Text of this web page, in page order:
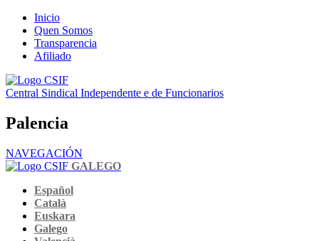
Inicio
Quen Somos
Transparencia
Afiliado
Central Sindical Independente e de Funcionarios
Palencia
NAVEGACIÓN
GALEGO
Español
Català
Euskara
Galego